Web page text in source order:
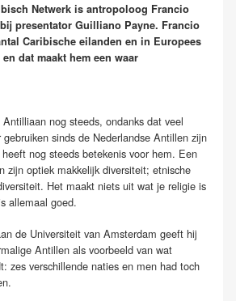
Netwerk is antropoloog Francio
presentator Guilliano Payne. Francio
Caribische eilanden en in Europees
dat maakt hem een waar
nog steeds, ondanks dat veel
sinds de Nederlandse Antillen zijn
nog steeds betekenis voor hem. Een
zijn optiek makkelijk diversiteit; etnische
Het maakt niets uit wat je religie is
allemaal goed.
de Universiteit van Amsterdam geeft hij
Antillen als voorbeeld van wat
zes verschillende naties en men had toch